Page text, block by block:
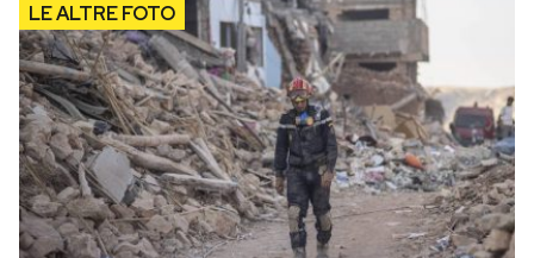
Economia
Sport
Altrecose
Mondiali calcio 2026
PODCAST
NEWSLETTER